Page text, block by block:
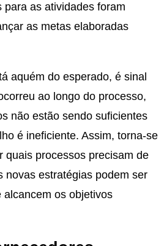
para as atividades foram
as metas elaboradas
aquém do esperado, é sinal
ao longo do processo,
não estão sendo suficientes
é ineficiente. Assim, torna-se
quais processos precisam de
novas estratégias podem ser
os objetivos